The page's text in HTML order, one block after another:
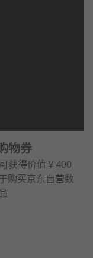
物券
获得价值￥400
购买京东自营数